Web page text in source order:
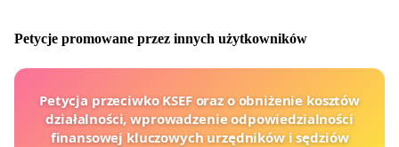
Petycje promowane przez innych użytkowników
Petycja przeciwko KSEF oraz o obniżenie kosztów
działalności, wprowadzenie odpowiedzialności
finansowej kluczowych urzędników i sędziów